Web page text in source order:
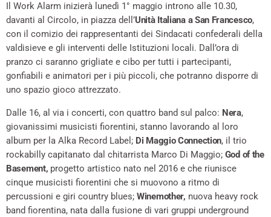
Il Work Alarm inizierà lunedì 1° maggio introno alle 10.30,
davanti al Circolo, in piazza dell’Unità Italiana a San Francesco,
con il comizio dei rappresentanti dei Sindacati confederali della
valdisieve e gli interventi delle Istituzioni locali. Dall’ora di
pranzo ci saranno grigliate e cibo per tutti i partecipanti,
gonfiabili e animatori per i più piccoli, che potranno disporre di
uno spazio gioco attrezzato.
Dalle 16, al via i concerti, con quattro band sul palco: Nera,
giovanissimi musicisti fiorentini, stanno lavorando al loro
album per la Alka Record Label; Di Maggio Connection, il trio
rockabilly capitanato dal chitarrista Marco Di Maggio; God of the
Basement, progetto artistico nato nel 2016 e che riunisce
cinque musicisti fiorentini che si muovono a ritmo di
percussioni e giri country blues; Winemother, nuova heavy rock
band fiorentina, nata dalla fusione di vari gruppi underground